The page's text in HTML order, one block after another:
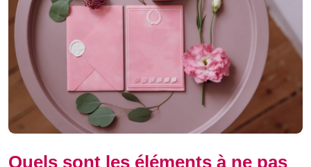
Quels sont les éléments à ne pas